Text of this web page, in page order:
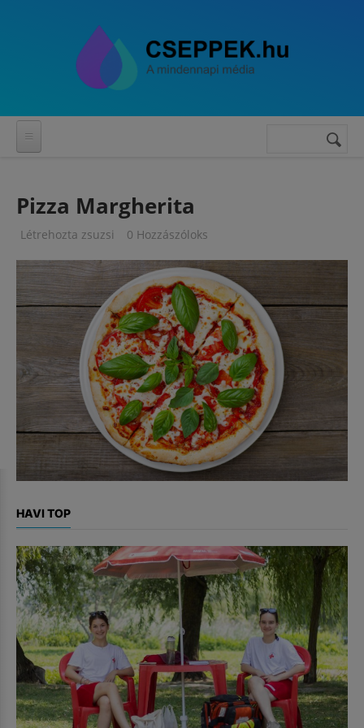
Keresés
Pizza Margherita
Létrehozta zsuzsi 0 Hozzászóloks
HAVI TOP